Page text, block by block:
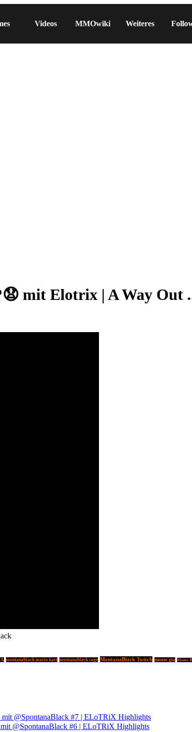
Videos MMOwiki Weiteres
mit Elotrix | A Way Out
montanablack mario kart montanablack rage MontanaBlack Twitch monte gta Monte
@SpontanaBlack #7 | ELoTRiX Highlights
@SpontanaBlack #6 | ELoTRiX Highlights